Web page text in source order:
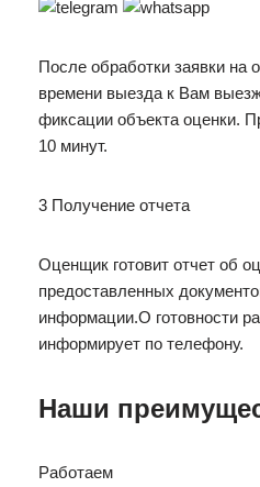
После обработки заявки на
времени выезда к Вам
фиксации объекта оценки.
10 минут.
3 Получение отчета
Оценщик готовит отчет об
предоставленных
информации.О готовности
информирует по телефону.
Наши
Работаем